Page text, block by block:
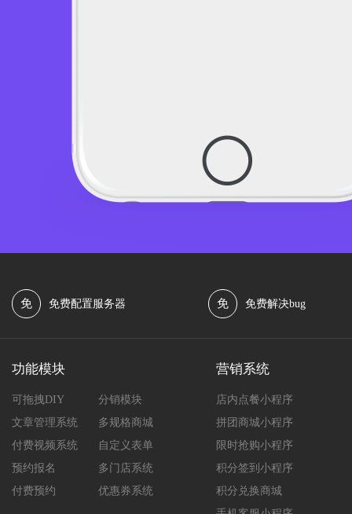
免 免费配置服务器 免 免费解决bug
功能模块
可拖拽DIY
分销模块
文章管理系统
多规格商城
付费视频系统
自定义表单
预约报名
多门店系统
付费预约
优惠券系统
营销系统
店内点餐小程序
拼团商城小程序
限时抢购小程序
积分签到小程序
积分兑换商城